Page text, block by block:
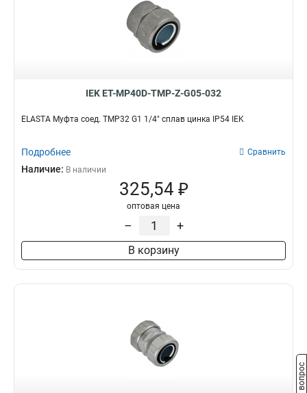
IEK ET-MP40D-TMP-Z-G05-032
ELASTA Муфта соед. TMP32 G1 1/4" сплав цинка IP54 IEK
Подробнее Сравнить
Наличие: В наличии
325,54 ₽
оптовая цена
– +
В корзину